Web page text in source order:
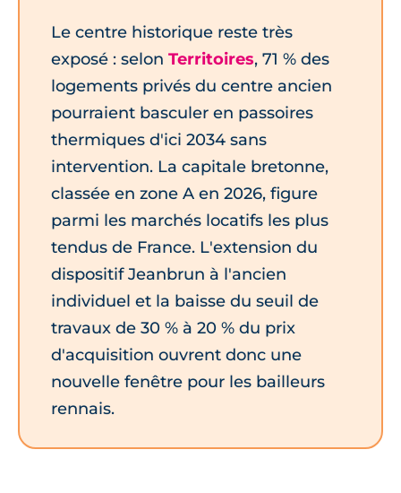
Le centre historique reste très
exposé : selon Territoires, 71 % des
logements privés du centre ancien
pourraient basculer en passoires
thermiques d'ici 2034 sans
intervention. La capitale bretonne,
classée en zone A en 2026, figure
parmi les marchés locatifs les plus
tendus de France. L'extension du
dispositif Jeanbrun à l'ancien
individuel et la baisse du seuil de
travaux de 30 % à 20 % du prix
d'acquisition ouvrent donc une
nouvelle fenêtre pour les bailleurs
rennais.